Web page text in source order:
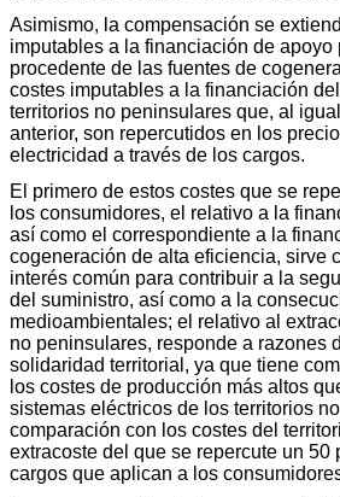
Asimismo, la compensación se
imputables a la financiación de apoyo
procedente de las fuentes de
costes imputables a la financiación
territorios no peninsulares que, al
anterior, son repercutidos en los
electricidad a través de los cargos.
El primero de estos costes que se
los consumidores, el relativo a la
así como el correspondiente a la
cogeneración de alta eficiencia, sirve
interés común para contribuir a la
del suministro, así como a la
medioambientales; el relativo al
no peninsulares, responde a razones
solidaridad territorial, ya que tiene
los costes de producción más altos
sistemas eléctricos de los territorios
comparación con los costes del
extracoste del que se repercute un 50
cargos que aplican a los